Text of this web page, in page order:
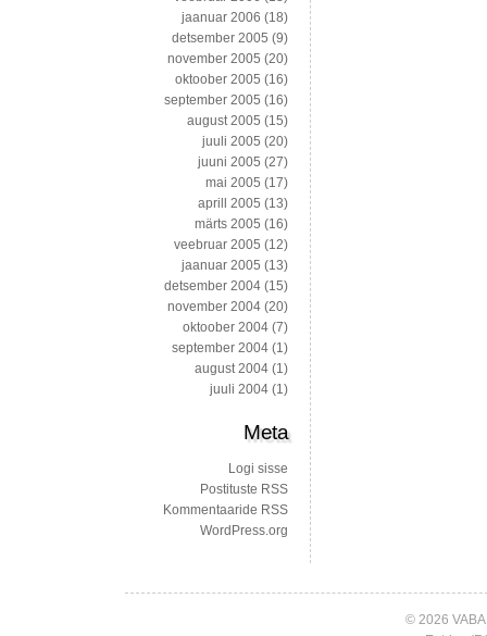
jaanuar 2006 (18)
detsember 2005 (9)
november 2005 (20)
oktoober 2005 (16)
september 2005 (16)
august 2005 (15)
juuli 2005 (20)
juuni 2005 (27)
mai 2005 (17)
aprill 2005 (13)
märts 2005 (16)
veebruar 2005 (12)
jaanuar 2005 (13)
detsember 2004 (15)
november 2004 (20)
oktoober 2004 (7)
september 2004 (1)
august 2004 (1)
juuli 2004 (1)
Meta
Logi sisse
Postituste RSS
Kommentaaride RSS
WordPress.org
© 2026